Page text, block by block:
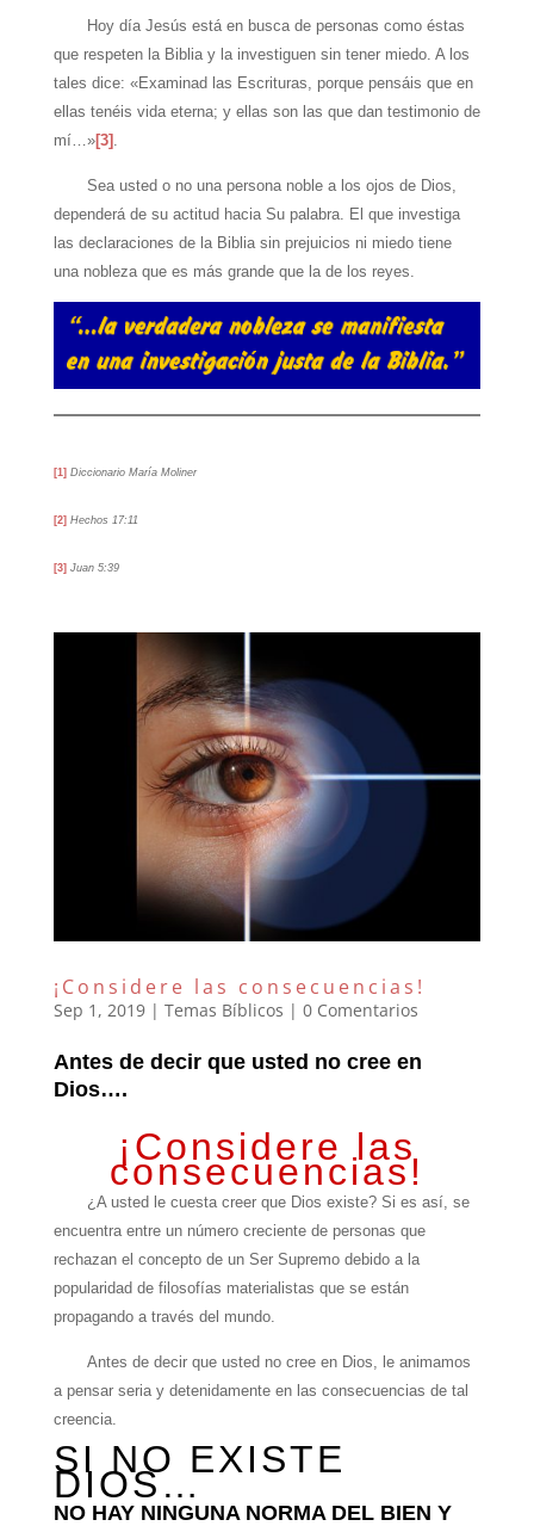
Hoy día Jesús está en busca de personas como éstas
que respeten la Biblia y la investiguen sin tener miedo. A los
tales dice: «Examinad las Escrituras, porque pensáis que en
ellas tenéis vida eterna; y ellas son las que dan testimonio de
mí…»[3]
Sea usted o no una persona noble a los ojos de Dios,
dependerá de su actitud hacia Su palabra. El que investiga
las declaraciones de la Biblia sin prejuicios ni miedo tiene
una nobleza que es más grande que la de los reyes.
[1] Diccionario María Moliner
[2] Hechos 17:11
[3] Juan 5:39
¡Considere las consecuencias!
Sep 1, 2019| Temas Bíblicos | 0 Comentarios
Antes de decir que usted no cree en
Dios….
¡Considere las
consecuencias!
¿A usted le cuesta creer que Dios existe? Si es así, se
encuentra entre un número creciente de personas que
rechazan el concepto de un Ser Supremo debido a la
popularidad de filosofías materialistas que se están
propagando a través del mundo.
Antes de decir que usted no cree en Dios, le animamos
a pensar seria y detenidamente en las consecuencias de tal
creencia.
SI NO EXISTE
DIOS…
NO HAY NINGUNA NORMA DEL BIEN Y